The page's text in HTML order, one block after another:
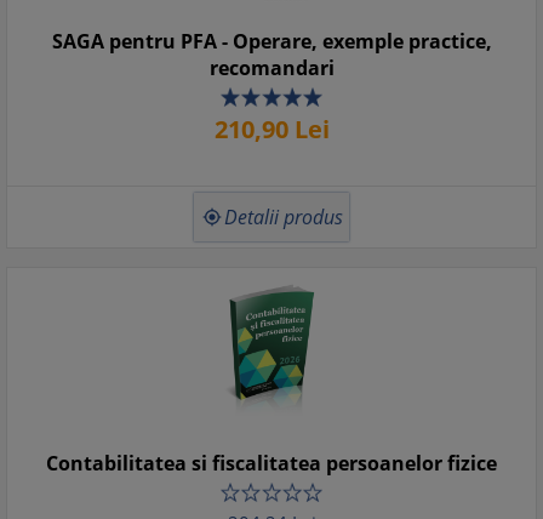
impozitare......................................................... 127
X. Venituri din transferul proprietatilor imobiliare din
patrimoniul personal .. 130
XI. Venituri din alte surse
......................................................................................... 132
............................................................................. 132
11.2. Declararea, stabilirea si plata impozitului pentru unele
venituri din alte surse .................... 133
fost identificata ............................... 135
SAGA pentru PFA - Operare, exemple practice,
recomandari
210,90Lei
 Detalii produs
Contabilitatea si fiscalitatea persoanelor fizice